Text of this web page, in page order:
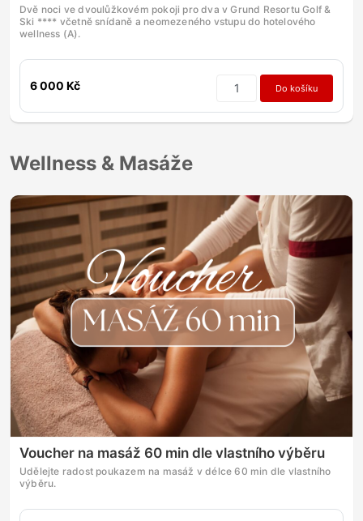
Dvě noci ve dvoulůžkovém pokoji pro dva v Grund Resortu Golf &
Ski **** včetně snídaně a neomezeného vstupu do hotelového
wellness (A).
6 000 Kč Do košíku
Wellness & Masáže
Voucher na masáž 60 min dle vlastního výběru
Udělejte radost poukazem na masáž v délce 60 min dle vlastního
výběru.